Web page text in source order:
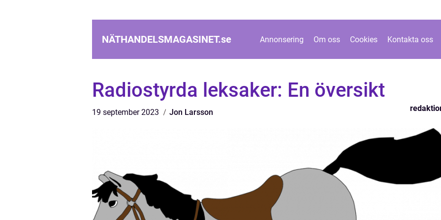
NÄTHANDELSMAGASINET.se Annonsering Om oss Cookies Kontakta oss
Radiostyrda leksaker: En översikt
19 september 2023 Jon Larsson